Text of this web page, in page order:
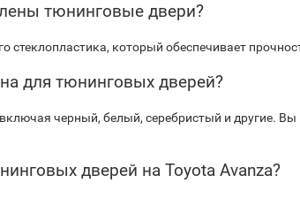
тюнинговые двери?
стеклопластика, который обеспечивает
для тюнинговых дверей?
черный, белый, серебристый и другие.
дверей на Toyota Avanza?